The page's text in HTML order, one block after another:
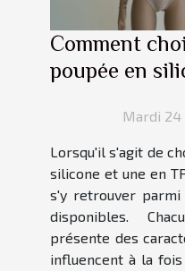
Comment
poupée en
Mardi 24
Lorsqu'il s'agit de
silicone et une en
s'y retrouver
disponibles.
présente des
influencent à la